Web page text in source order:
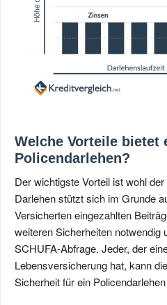
Welche Vorteile bietet
Policendarlehen?
Der wichtigste Vorteil ist wohl
Darlehen stützt sich im Grunde
Versicherten eingezahlten
weiteren Sicherheiten notwendig
SCHUFA-Abfrage. Jeder, der
Lebensversicherung hat, kann
Sicherheit für ein